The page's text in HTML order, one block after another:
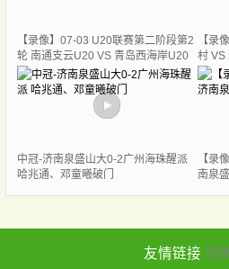
【录像】07-03 U20联赛第二阶段第2
轮 南通支云U20 VS 青岛西海岸U20
【录
村 VS
中冠-济南泉盛山大0-2广州海珠醒派
哈兆通、邓童曦破门
【录
南泉
友情链接 足